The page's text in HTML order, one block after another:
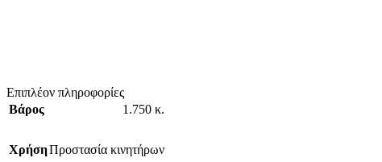
Επιπλέον πληροφορίες
Βάρος
1.750 κ.
ΧρήσηΠροστασία κινητήρων